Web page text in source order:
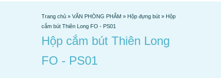
Trang chủ » VĂN PHÒNG PHẨM » Hộp đựng bút » Hộp
cắm bút Thiên Long FO - PS01
Hộp cắm bút Thiên Long
FO - PS01